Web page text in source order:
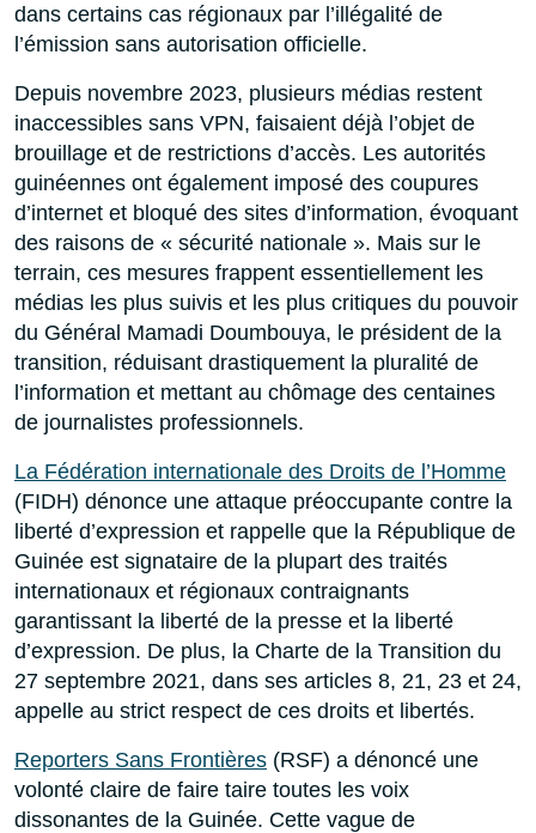
dans certains cas régionaux par l’illégalité de
l’émission sans autorisation officielle.
Depuis novembre 2023, plusieurs médias restent
inaccessibles sans VPN, faisaient déjà l’objet de
brouillage et de restrictions d’accès. Les autorités
guinéennes ont également imposé des coupures
d’internet et bloqué des sites d’information, évoquant
des raisons de « sécurité nationale ». Mais sur le
terrain, ces mesures frappent essentiellement les
médias les plus suivis et les plus critiques du pouvoir
du Général Mamadi Doumbouya, le président de la
transition, réduisant drastiquement la pluralité de
l’information et mettant au chômage des centaines
de journalistes professionnels.
La Fédération internationale des Droits de l’Homme
(FIDH) dénonce une attaque préoccupante contre la
liberté d’expression et rappelle que la République de
Guinée est signataire de la plupart des traités
internationaux et régionaux contraignants
garantissant la liberté de la presse et la liberté
d’expression. De plus, la Charte de la Transition du
27 septembre 2021, dans ses articles 8, 21, 23 et 24,
appelle au strict respect de ces droits et libertés.
Reporters Sans Frontières (RSF) a dénoncé une
volonté claire de faire taire toutes les voix
dissonantes de la Guinée. Cette vague de